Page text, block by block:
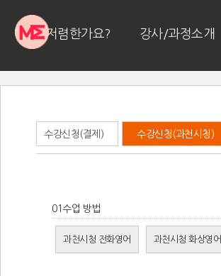
왜 저렴한가요? 강사/과정소개
수강신청(결제) 수강신청(과천시청)
01 수업 방법
과천시청 전화영어 과천시청 화상영어